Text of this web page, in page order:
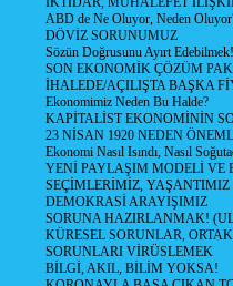
ABD de Ne Oluyor, Neden
DÖVİZ SORUNUMUZ
Sözün Doğrusunu Ayırt Edebilmek!
SON EKONOMİK ÇÖZÜM
İHALEDE/AÇILIŞTA BAŞKA
Ekonomimiz Neden Bu Halde?
KAPİTALİST EKONOMİNİN
23 NİSAN 1920 NEDEN
Ekonomi Nasıl Isındı, Nasıl
YENİ PAYLAŞIM MODELİ VE
SEÇİMLERİMİZ, YAŞANTIMIZ
DEMOKRASİ ARAYIŞIMIZ
SORUNA HAZIRLANMAK!
KÜRESEL SORUNLAR,
SORUNLARI VİRÜSLEMEK
BİLGİ, AKIL, BİLİM YOKSA!